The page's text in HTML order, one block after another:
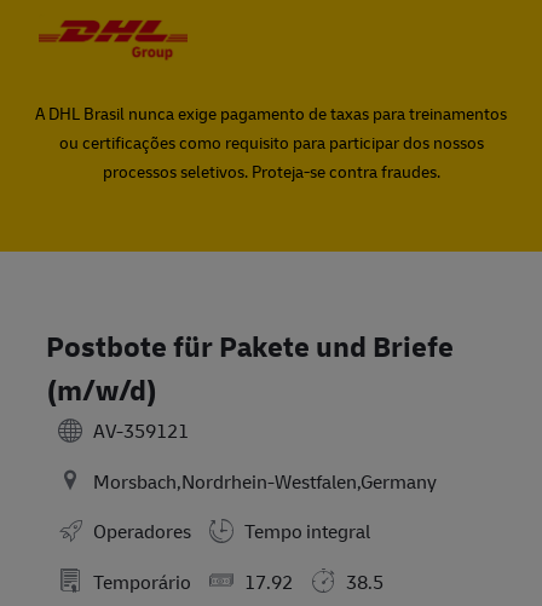
A DHL Brasil nunca exige pagamento de taxas para treinamentos
ou certificações como requisito para participar dos nossos
processos seletivos. Proteja-se contra fraudes.
Postbote für Pakete und Briefe
(m/w/d)
AV-359121
Morsbach,Nordrhein-Westfalen,Germany
Operadores
Tempo integral
Temporário
17.92
38.5